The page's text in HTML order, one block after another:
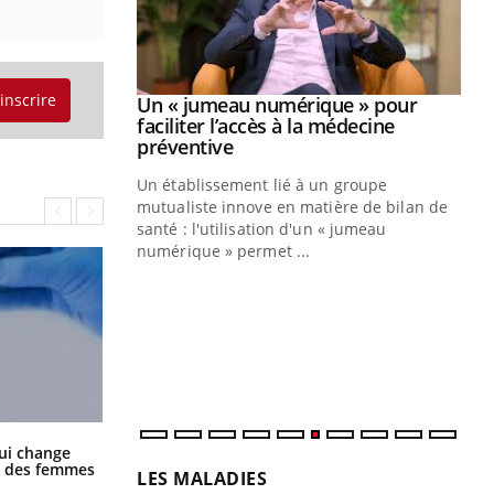
change
femmes
Youtube
pour de
Youtube
Un « jumeau numérique » pour
faciliter l’accès à la médecine
préventiveYoutube
Un établissement lié à un groupe
mutualiste innove en matière de bilan de
santé : l'utilisation d'un « jumeau
numérique » permet ...
LES MALADIES